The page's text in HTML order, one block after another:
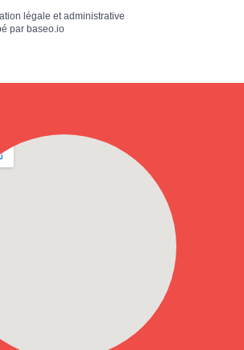
légale et administrative
par baseo.io